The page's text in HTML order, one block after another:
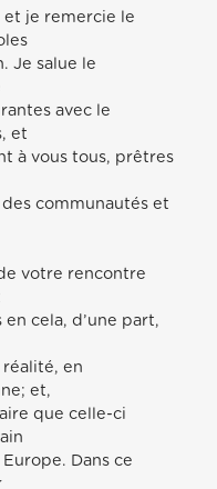
et je remercie le
Je salue le
avec le
et
à vous tous, prêtres
communautés et
votre rencontre
cela, d’une part,
réalité, en
et,
que celle-ci
Dans ce